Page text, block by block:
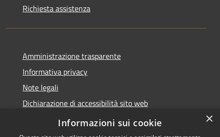
Richiesta assistenza
Amministrazione trasparente
Informativa privacy
Note legali
Dichiarazione di accessibilità sito web
WhistleblowingPA
×
Informazioni sui cookie